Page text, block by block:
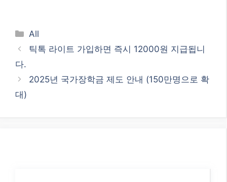
Categories
All
틱톡 라이트 가입하면 즉시 12000원 지급됩니
다.
2025년 국가장학금 제도 안내 (150만명으로 확
대)